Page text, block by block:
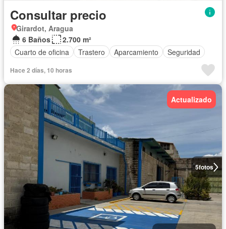
Consultar precio
Girardot, Aragua
6 Baños
2.700 m²
Cuarto de oficina
Trastero Aparcamiento Seguridad
Hace 2 días, 10 horas
5fotos
Actualizado